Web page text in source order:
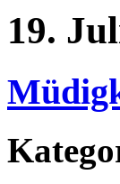
19.